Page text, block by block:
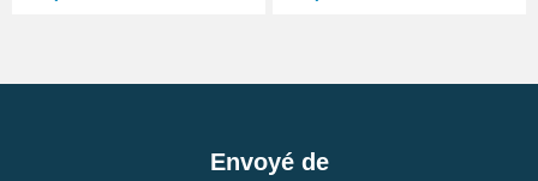
Envoyé de